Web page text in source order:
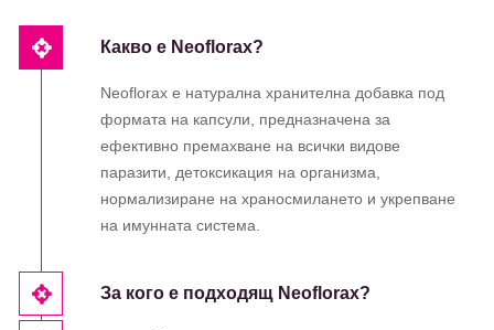
Какво е Neoflorax?
Neoflorax е натурална хранителна добавка под
формата на капсули, предназначена за
ефективно премахване на всички видове
паразити, детоксикация на организма,
нормализиране на храносмилането и укрепване
на имунната система.
За кого е подходящ Neoflorax?